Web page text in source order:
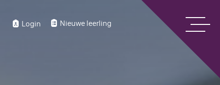
Login Nieuwe leerling